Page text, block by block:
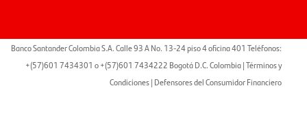
Banco Santander Colombia S.A. Calle 93 A No. 13-24 piso 4 oficina 401 Teléfonos:
+(57)601 7434301 o +(57)601 7434222 Bogotá D.C. Colombia |Términos y
Condiciones| Defensores del Consumidor Financiero